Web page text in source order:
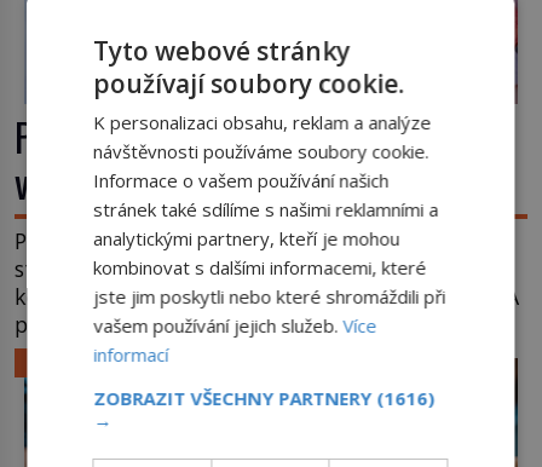
Příběhy slavných koktejlů: Kde se
vzal Manhattan a Bloody Mary?
Promíchejte whiskey, červený vermut, několik
střiků koktejlových bitters a led, sceďte, ozdobte
koktejlovou třešinkou a tadá… Manhattan je tu! A
pokud to má být skutečně on, dejte si pozor, ať
místo klasické americké rye whiskey či klidně
bourbonu nepoužijete skotskou whisku. Co se
stane? Inu, koktejl bude stále skvělý, ale už to
nebude Manhattan ale […]
LIFESTYLE
Tyto webové stránky
používají soubory cookie.
K personalizaci obsahu, reklam a analýze
návštěvnosti používáme soubory cookie.
Informace o vašem používání našich
stránek také sdílíme s našimi reklamními a
analytickými partnery, kteří je mohou
kombinovat s dalšími informacemi, které
jste jim poskytli nebo které shromáždili při
vašem používání jejich služeb.Více
informací
ZOBRAZIT VŠECHNY PARTNERY (1616)
→